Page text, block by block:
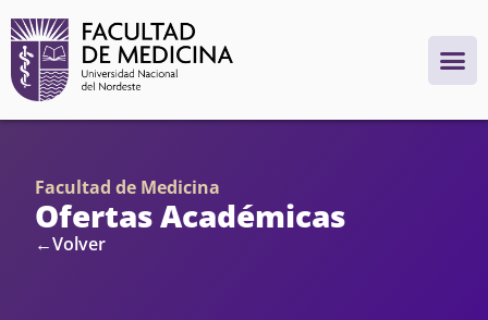
Facultad de Medicina
Ofertas Académicas
←Volver